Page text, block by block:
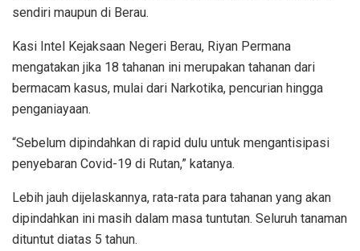
sendiri maupun di Berau.
Kasi Intel Kejaksaan Negeri Berau, Riyan Permana
mengatakan jika 18 tahanan ini merupakan tahanan dari
bermacam kasus, mulai dari Narkotika, pencurian hingga
penganiayaan.
“Sebelum dipindahkan di rapid dulu untuk mengantisipasi
penyebaran Covid-19 di Rutan,” katanya.
Lebih jauh dijelaskannya, rata-rata para tahanan yang akan
dipindahkan ini masih dalam masa tuntutan. Seluruh tanaman
dituntut diatas 5 tahun.